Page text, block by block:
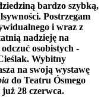
bardzo szybką,
Postrzegam
i wraz z
nadzieję na
osobistych -
Wybitny
na swoją wystawę
do Teatru Ósmego
28 czerwca.